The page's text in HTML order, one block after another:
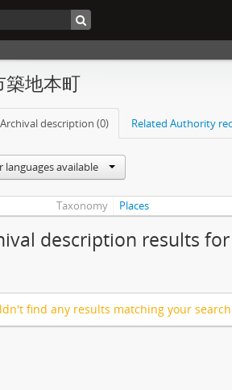
築地本町
description (0) Related Authority
languages available
Taxonomy Places
description results for
find any results matching your